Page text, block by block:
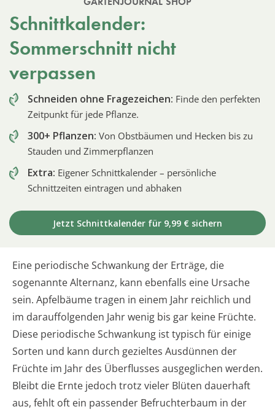
Schnittkalender:
Sommerschnitt nicht
verpassen
Schneiden ohne Fragezeichen: Finde den perfekten
Zeitpunkt für jede Pflanze.
300+ Pflanzen: Von Obstbäumen und Hecken bis zu
Stauden und Zimmerpflanzen
Extra: Eigener Schnittkalender – persönliche
Schnittzeiten eintragen und abhaken
Jetzt Schnittkalender für 9,99 € sichern
Eine periodische Schwankung der Erträge, die
sogenannte Alternanz, kann ebenfalls eine Ursache
sein. Apfelbäume tragen in einem Jahr reichlich und
im darauffolgenden Jahr wenig bis gar keine Früchte.
Diese periodische Schwankung ist typisch für einige
Sorten und kann durch gezieltes Ausdünnen der
Früchte im Jahr des Überflusses ausgeglichen werden.
Bleibt die Ernte jedoch trotz vieler Blüten dauerhaft
aus, fehlt oft ein passender Befruchterbaum in der